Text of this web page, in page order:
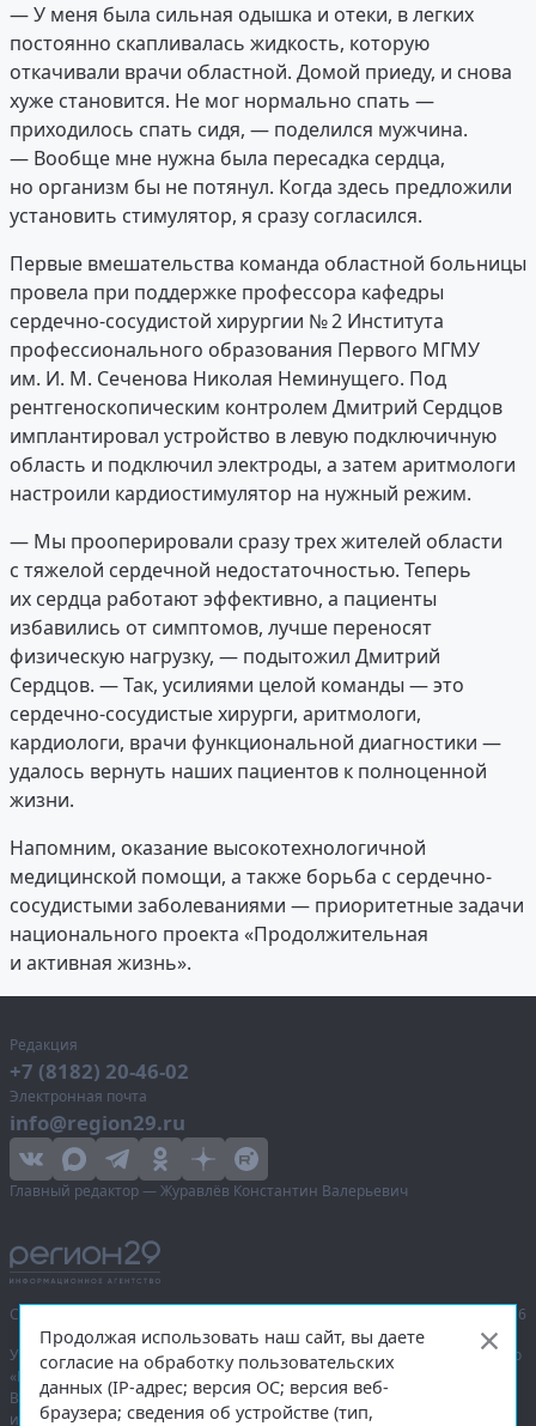
— У меня была сильная одышка и отеки, в легких
постоянно скапливалась жидкость, которую
откачивали врачи областной. Домой приеду, и снова
хуже становится. Не мог нормально спать —
приходилось спать сидя, — поделился мужчина.
— Вообще мне нужна была пересадка сердца,
но организм бы не потянул. Когда здесь предложили
установить стимулятор, я сразу согласился.
Первые вмешательства команда областной больницы
провела при поддержке профессора кафедры
сердечно-сосудистой хирургии № 2 Института
профессионального образования Первого МГМУ
им. И. М. Сеченова Николая Неминущего. Под
рентгеноскопическим контролем Дмитрий Сердцов
имплантировал устройство в левую подключичную
область и подключил электроды, а затем аритмологи
настроили кардиостимулятор на нужный режим.
— Мы прооперировали сразу трех жителей области
с тяжелой сердечной недостаточностью. Теперь
их сердца работают эффективно, а пациенты
избавились от симптомов, лучше переносят
физическую нагрузку, — подытожил Дмитрий
Сердцов. — Так, усилиями целой команды — это
сердечно-сосудистые хирурги, аритмологи,
кардиологи, врачи функциональной диагностики —
удалось вернуть наших пациентов к полноценной
жизни.
Напомним, оказание высокотехнологичной
медицинской помощи, а также борьба с сердечно-
сосудистыми заболеваниями — приоритетные задачи
национального проекта «Продолжительная
и активная жизнь».
Редакция
+7 (8182) 20-46-02
Электронная почта
info@region29.ru
Главный редактор — Журавлёв Константин Валерьевич
Сетевое издание «Информационное агентство Регион 29»,
© 2016–2026
Учредитель — общество с ограниченной ответственностью «Агентство
«Правда Севера».
Выписка из реестра зарегистрированных средств массовой
информации:ЭЛ № ФС 77-74226от 09.11.2018 выдано Федеральной
Продолжая использовать наш сайт, вы даете
согласие на обработку пользовательских
данных (IP-адрес; версия ОС; версия веб-
браузера; сведения об устройстве (тип,